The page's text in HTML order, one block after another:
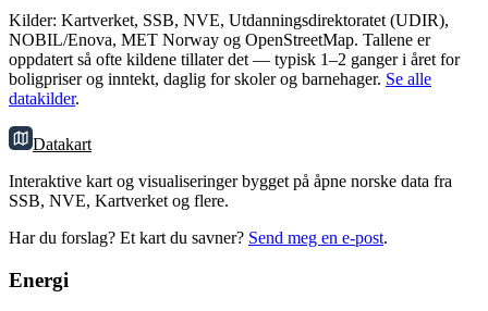
Kilder: Kartverket, SSB, NVE, Utdanningsdirektoratet (UDIR),
NOBIL/Enova, MET Norway og OpenStreetMap. Tallene er
oppdatert så ofte kildene tillater det — typisk 1–2 ganger i året for
boligpriser og inntekt, daglig for skoler og barnehager. Se alle
datakilder.
Datakart
Interaktive kart og visualiseringer bygget på åpne norske data fra
SSB, NVE, Kartverket og flere.
Har du forslag? Et kart du savner? Send meg en e-post.
Energi